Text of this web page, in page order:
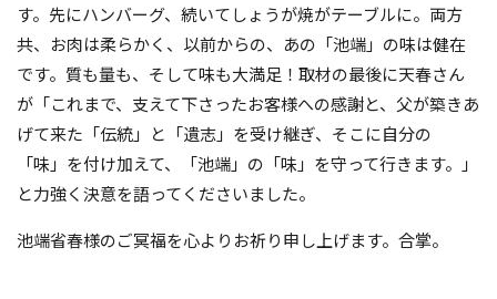
す。先にハンバーグ、続いてしょうが焼がテーブルに。両方
共、お肉は柔らかく、以前からの、あの「池端」の味は健在
です。質も量も、そして味も大満足！取材の最後に天春さん
が「これまで、支えて下さったお客様への感謝と、父が築きあ
げて来た「伝統」と「遺志」を受け継ぎ、そこに自分の
「味」を付け加えて、「池端」の「味」を守って行きます。」
と力強く決意を語ってくださいました。
池端省春様のご冥福を心よりお祈り申し上げます。合掌。